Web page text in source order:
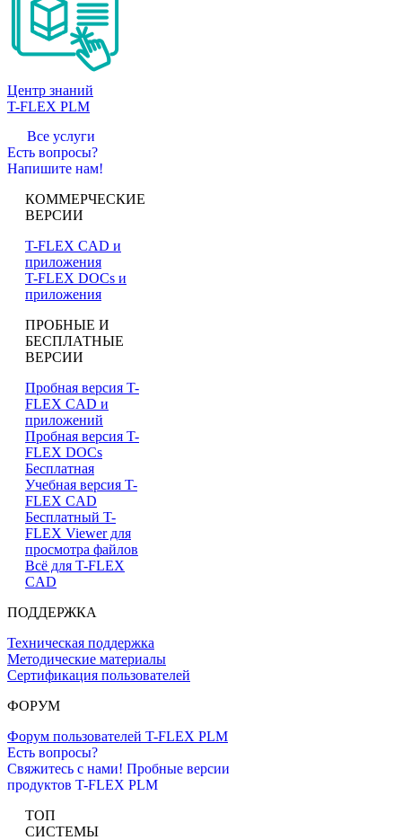
Центр знаний
T-FLEX PLM
Все услуги
Есть вопросы?
Напишите нам!
КОММЕРЧЕСКИЕ
ВЕРСИИ
T-FLEX CAD и
приложения
T-FLEX DOCs и
приложения
ПРОБНЫЕ И
БЕСПЛАТНЫЕ
ВЕРСИИ
Пробная версия T-
FLEX CAD и
приложений
Пробная версия T-
FLEX DOCs
Бесплатная
Учебная версия T-
FLEX CAD
Бесплатный T-
FLEX Viewer для
просмотра файлов
Всё для T-FLEX
CAD
ПОДДЕРЖКА
Техническая поддержка
Методические материалы
Сертификация пользователей
ФОРУМ
Форум пользователей T-FLEX PLM
Есть вопросы?
Свяжитесь с нами! Пробные версии
продуктов T-FLEX PLM
ТОП
СИСТЕМЫ